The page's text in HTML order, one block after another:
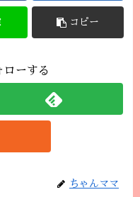
コピー
ローする
ちゃんママ